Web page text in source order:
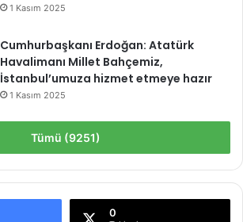
1 Kasım 2025
Cumhurbaşkanı Erdoğan: Atatürk
Havalimanı Millet Bahçemiz,
İstanbul’umuza hizmet etmeye hazır
1 Kasım 2025
Tümü (9251)
0